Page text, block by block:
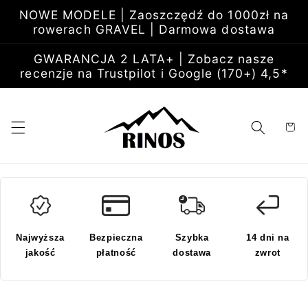
do
treści
NOWE MODELE | Zaoszczędź do 1000zł na
rowerach GRAVEL | Darmowa dostawa
GWARANCJA 2 LATA+ | Zobacz nasze
recenzje na Trustpilot i Google (170+) 4,5*
Koszyk
Najwyższa
jakość
Bezpieczna
płatność
Szybka
dostawa
14 dni na
zwrot